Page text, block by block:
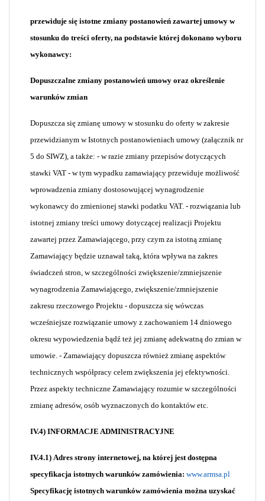
przewiduje się istotne zmiany postanowień zawartej umowy w
stosunku do treści oferty, na podstawie której dokonano wyboru
wykonawcy:
Dopuszczalne zmiany postanowień umowy oraz określenie
warunków zmian
Dopuszcza się zmianę umowy w stosunku do oferty w zakresie
przewidzianym w Istotnych postanowieniach umowy (załącznik nr
5 do SIWZ), a także: - w razie zmiany przepisów dotyczących
stawki VAT - w tym wypadku zamawiający przewiduje możliwość
wprowadzenia zmiany dostosowującej wynagrodzenie
wykonawcy do zmienionej stawki podatku VAT. - rozwiązania lub
istotnej zmiany treści umowy dotyczącej realizacji Projektu
zawartej przez Zamawiającego, przy czym za istotną zmianę
Zamawiający będzie uznawał taką, która wpływa na zakres
świadczeń stron, w szczególności zwiększenie/zmniejszenie
wynagrodzenia Zamawiającego, zwiększenie/zmniejszenie
zakresu rzeczowego Projektu - dopuszcza się wówczas
wcześniejsze rozwiązanie umowy z zachowaniem 14 dniowego
okresu wypowiedzenia bądź też jej zmianę adekwatną do zmian w
umowie. - Zamawiający dopuszcza również zmianę aspektów
technicznych współpracy celem zwiększenia jej efektywności.
Przez aspekty techniczne Zamawiający rozumie w szczególności
zmianę adresów, osób wyznaczonych do kontaktów etc.
IV.4) INFORMACJE ADMINISTRACYJNE
IV.4.1) Adres strony internetowej, na której jest dostępna
specyfikacja istotnych warunków zamówienia: www.armsa.pl
Specyfikację istotnych warunków zamówienia można uzyskać